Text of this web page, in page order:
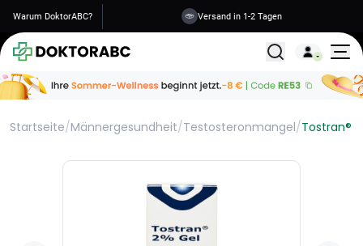
Warum DoktorABC? Versand in 1-2 Tagen
Alle
Startseite/Männergesundheit/Testosteronmangel/Tostran®